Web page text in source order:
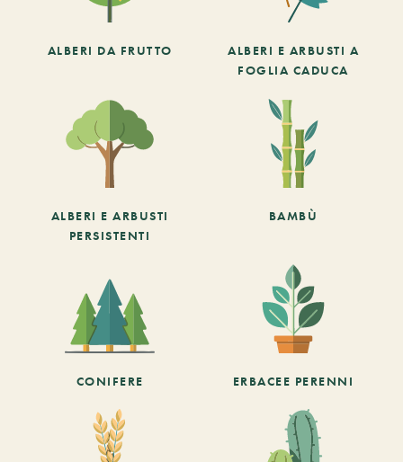
ALBERI DA FRUTTO
ALBERI E ARBUSTI A
FOGLIA CADUCA
ALBERI E ARBUSTI
PERSISTENTI
BAMBÙ
CONIFERE ERBACEE PERENNI